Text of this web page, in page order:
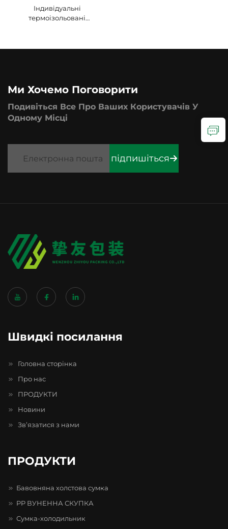
Індивідуальні
термоізольовані
Ми Хочемо Поговорити
Подивіться Все Про Ваших Користувачів У
Одному Місці
підпишіться
Швидкі посилання
Головна сторінка
Про нас
ПРОДУКТИ
Новини
Зв’язатися з нами
ПРОДУКТИ
Бавовняна холстова сумка
PP ВУНЕННА СКУПКА
Сумка-холодильник